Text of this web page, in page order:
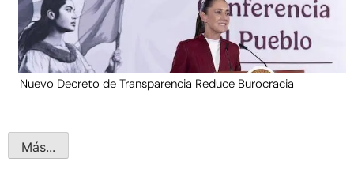
Nuevo Decreto de Transparencia Reduce Burocracia
Más...